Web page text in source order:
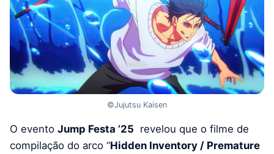
©Jujutsu Kaisen
O evento Jump Festa ’25 revelou que o filme de
compilação do arco “Hidden Inventory / Premature